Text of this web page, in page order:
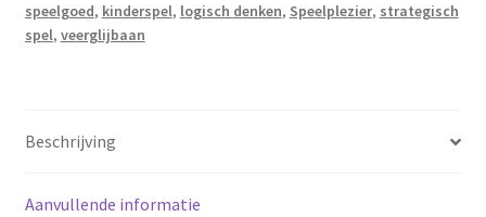
speelgoed, kinderspel, logisch denken, Speelplezier, strategisch
spel, veerglijbaan
Beschrijving
Aanvullende informatie